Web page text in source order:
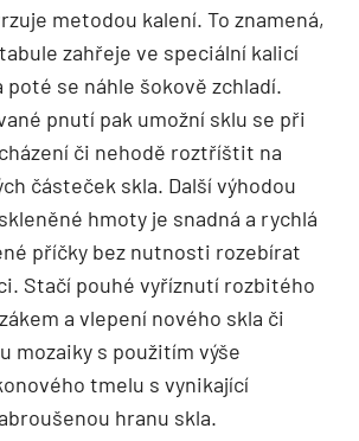
metodou kalení. To znamená,
zahřeje ve speciální kalicí
poté se náhle šokově zchladí.
pnutí pak umožní sklu se při
či nehodě roztříštit na
částeček skla. Další výhodou
hmoty je snadná a rychlá
příčky bez nutnosti rozebírat
Stačí pouhé vyříznutí rozbitého
a vlepení nového skla či
mozaiky s použitím výše
tmelu s vynikající
hranu skla.